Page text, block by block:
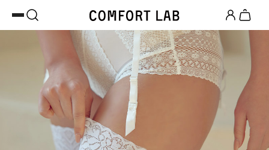
첫 구매 시 베스트셀러 50% 즉시 할인